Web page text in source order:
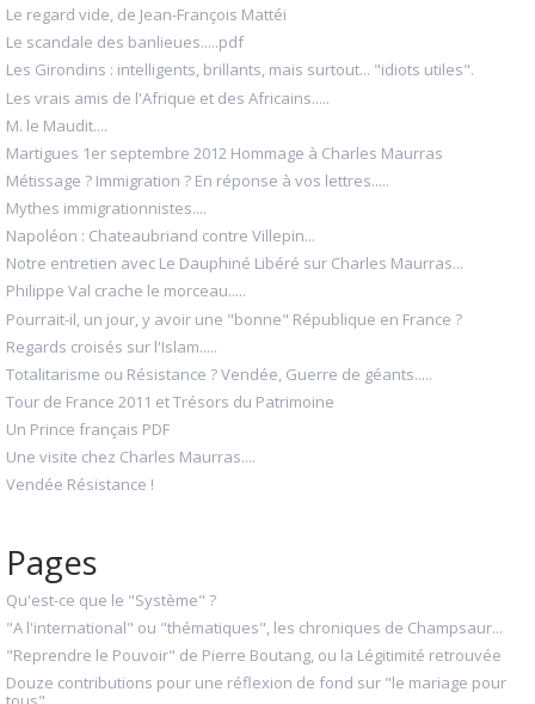
Le regard vide, de Jean-François Mattéi
Le scandale des banlieues.....pdf
Les Girondins : intelligents, brillants, mais surtout... "idiots utiles".
Les vrais amis de l'Afrique et des Africains.....
M. le Maudit....
Martigues 1er septembre 2012 Hommage à Charles Maurras
Métissage ? Immigration ? En réponse à vos lettres.....
Mythes immigrationnistes....
Napoléon : Chateaubriand contre Villepin...
Notre entretien avec Le Dauphiné Libéré sur Charles Maurras...
Philippe Val crache le morceau.....
Pourrait-il, un jour, y avoir une "bonne" République en France ?
Regards croisés sur l'Islam.....
Totalitarisme ou Résistance ? Vendée, Guerre de géants.....
Tour de France 2011 et Trésors du Patrimoine
Un Prince français PDF
Une visite chez Charles Maurras....
Vendée Résistance !
Pages
Qu'est-ce que le "Système" ?
"A l'international" ou "thématiques", les chroniques de Champsaur...
"Reprendre le Pouvoir" de Pierre Boutang, ou la Légitimité retrouvée
Douze contributions pour une réflexion de fond sur "le mariage pour